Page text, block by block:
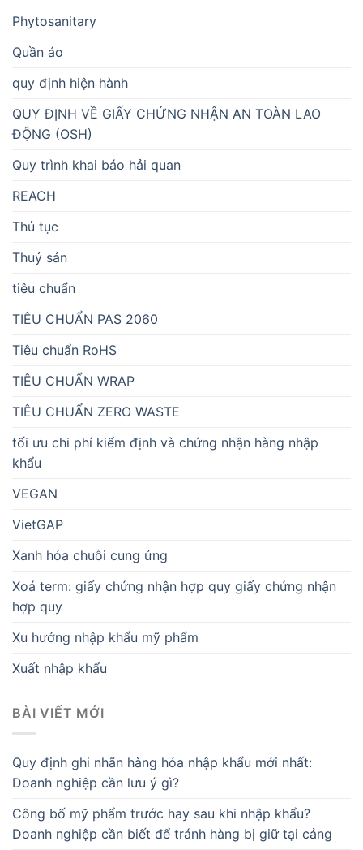
Phytosanitary
Quần áo
quy định hiện hành
QUY ĐỊNH VỀ GIẤY CHỨNG NHẬN AN TOÀN LAO
ĐỘNG (OSH)
Quy trình khai báo hải quan
REACH
Thủ tục
Thuỷ sản
tiêu chuẩn
TIÊU CHUẨN PAS 2060
Tiêu chuẩn RoHS
TIÊU CHUẨN WRAP
TIÊU CHUẨN ZERO WASTE
tối ưu chi phí kiểm định và chứng nhận hàng nhập
khẩu
VEGAN
VietGAP
Xanh hóa chuỗi cung ứng
Xoá term: giấy chứng nhận hợp quy giấy chứng nhận
hợp quy
Xu hướng nhập khẩu mỹ phẩm
Xuất nhập khẩu
BÀI VIẾT MỚI
Quy định ghi nhãn hàng hóa nhập khẩu mới nhất:
Doanh nghiệp cần lưu ý gì?
Công bố mỹ phẩm trước hay sau khi nhập khẩu?
Doanh nghiệp cần biết để tránh hàng bị giữ tại cảng